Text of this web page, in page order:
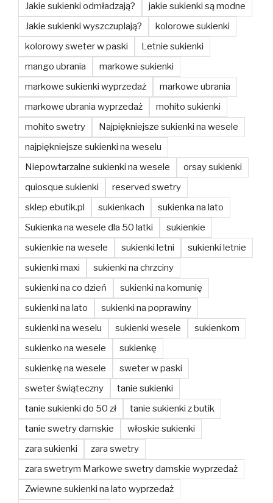
Jakie sukienki odmładzają?
jakie sukienki są modne
Jakie sukienki wyszczuplają?
kolorowe sukienki
kolorowy sweter w paski
Letnie sukienki
mango ubrania
markowe sukienki
markowe sukienki wyprzedaż
markowe ubrania
markowe ubrania wyprzedaż
mohito sukienki
mohito swetry
Najpiękniejsze sukienki na wesele
najpiękniejsze sukienki na weselu
Niepowtarzalne sukienki na wesele
orsay sukienki
quiosque sukienki
reserved swetry
sklep ebutik.pl
sukienkach
sukienka na lato
Sukienka na wesele dla 50 latki
sukienkie
sukienkie na wesele
sukienki letni
sukienki letnie
sukienki maxi
sukienki na chrzciny
sukienki na co dzień
sukienki na komunię
sukienki na lato
sukienki na poprawiny
sukienki na weselu
sukienki wesele
sukienkom
sukienko na wesele
sukienkę
sukienkę na wesele
sweter w paski
sweter świąteczny
tanie sukienki
tanie sukienki do 50 zł
tanie sukienki z butik
tanie swetry damskie
włoskie sukienki
zara sukienki
zara swetry
zara swetrym Markowe swetry damskie wyprzedaż
Zwiewne sukienki na lato wyprzedaż